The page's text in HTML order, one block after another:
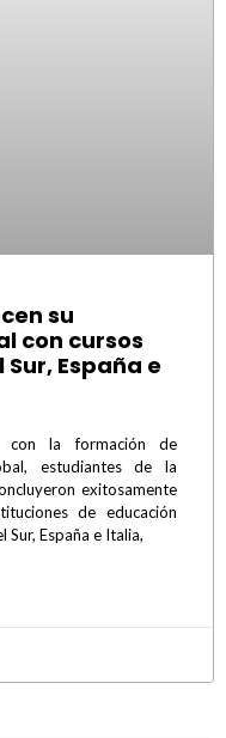
su
con cursos
España e
con la formación de
estudiantes de la
exitosamente
de educación
España e Italia,